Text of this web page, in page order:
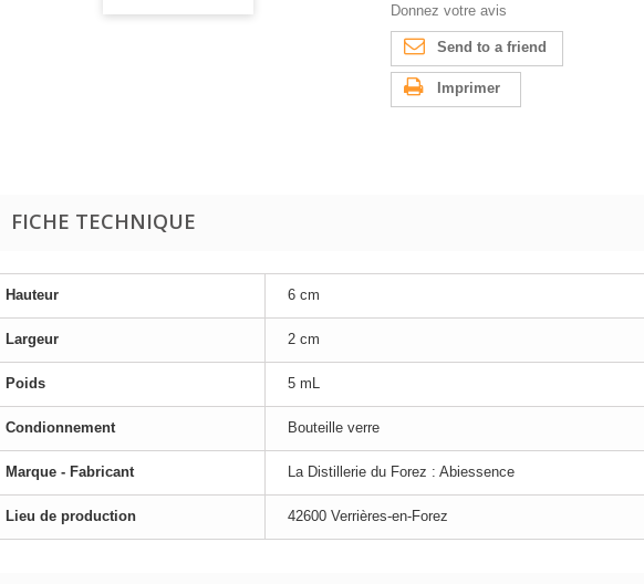
Donnez votre avis
Send to a friend
Imprimer
FICHE TECHNIQUE
Hauteur 6 cm
Largeur 2 cm
Poids 5 mL
Condionnement Bouteille verre
Marque - Fabricant La Distillerie du Forez : Abiessence
Lieu de production 42600 Verrières-en-Forez